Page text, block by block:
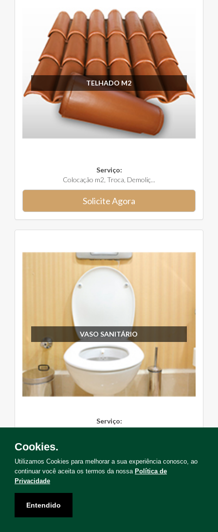
TELHADO M2
Serviço:
Colocação m2, Troca, Demoliç...
Solicite Agora
VASO SANITÁRIO
Serviço:
Cookies.
Utilizamos Cookies para melhorar a sua experiência conosco, ao
continuar você aceita os termos da nossa Política de
Privacidade
Entendido